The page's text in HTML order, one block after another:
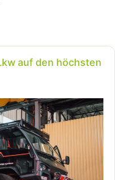
auf den höchsten